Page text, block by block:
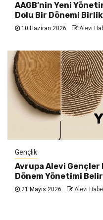
AAGB’nin Yeni
Dolu Bir Dönemi
10 Haziran 2026 Alevi
Gençlik
Avrupa Alevi Gençler
Dönem Yönetimi
21 Mayıs 2026 Alevi